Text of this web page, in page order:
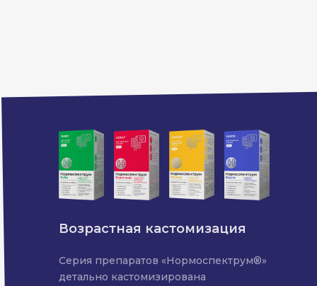
Серия препаратов «Нормоспектрум®»
детально кастомизирована
Возрастная кастомизация